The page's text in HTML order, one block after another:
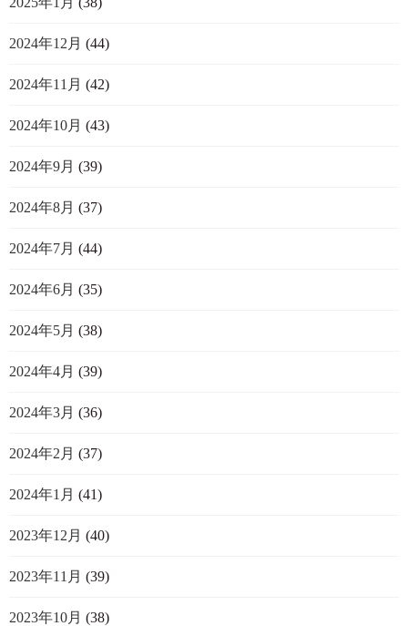
2024年12月 (44)
2024年11月 (42)
2024年10月 (43)
2024年9月 (39)
2024年8月 (37)
2024年7月 (44)
2024年6月 (35)
2024年5月 (38)
2024年4月 (39)
2024年3月 (36)
2024年2月 (37)
2024年1月 (41)
2023年12月 (40)
2023年11月 (39)
2023年10月 (38)